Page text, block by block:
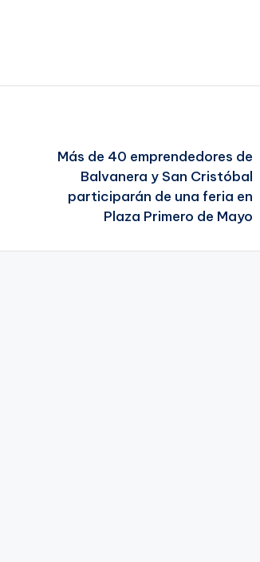
Más de 40 emprendedores de
Balvanera y San Cristóbal
participarán de una feria en
Plaza Primero de Mayo